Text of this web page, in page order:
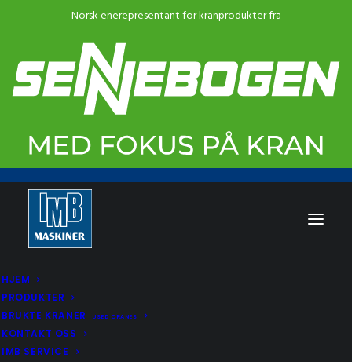
HJEM
PRODUKTER
BRUKTE KRANER
USED CRANES
KONTAKT OSS
IMB SERVICE